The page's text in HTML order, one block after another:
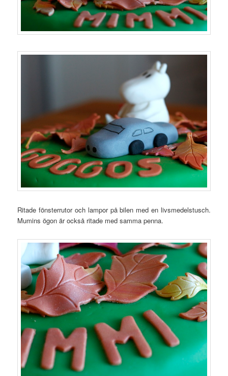
Ritade fönsterrutor och lampor på bilen med en livsmedelstusch.
Mumins ögon är också ritade med samma penna.